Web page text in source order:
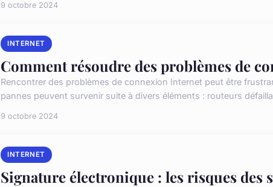
9 octobre 2024
INTERNET
Comment résoudre des problèmes de
Rencontrer des problèmes de connexion Internet peut être
pannes peuvent survenir suite à divers éléments : routeurs
9 octobre 2024
INTERNET
Signature électronique : les risques des